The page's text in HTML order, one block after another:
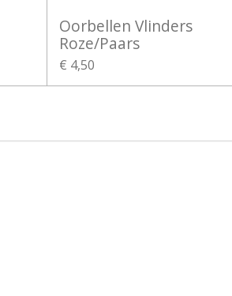
Oorbellen Vlinders
Roze/Paars
€ 4,50